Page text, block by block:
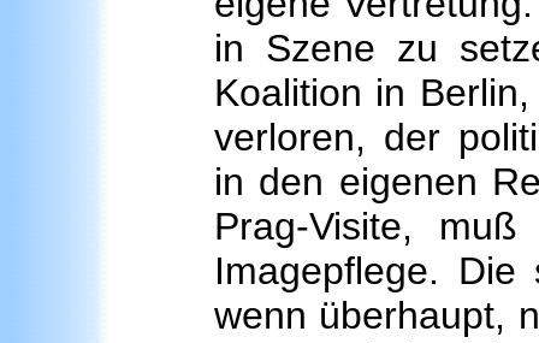
in Szene zu
Koalition in
verloren, der
in den eigenen
Prag-Visite,
Imagepflege. Die
wenn überhaupt,